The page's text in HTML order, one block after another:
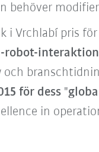
behöver
i Vrchlabí pris
robot-interaktion
och
för dess "
in